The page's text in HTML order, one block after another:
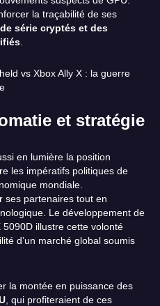
la traçabilité de ses
série cryptés et des
vs Xbox Ally X : la guerre
et stratégie
en lumière la position
les impératifs politiques de
mondiale.
ses partenaires tout en
Le développement de
illustre cette volonté
d’un marché global soumis
la montée en puissance des
, qui profiteraient de ces